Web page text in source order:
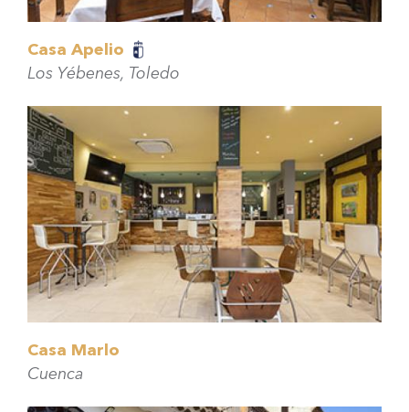
Casa Apelio
Los Yébenes, Toledo
Casa Marlo
Cuenca